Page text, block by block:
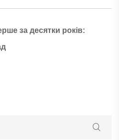
за десятки років: